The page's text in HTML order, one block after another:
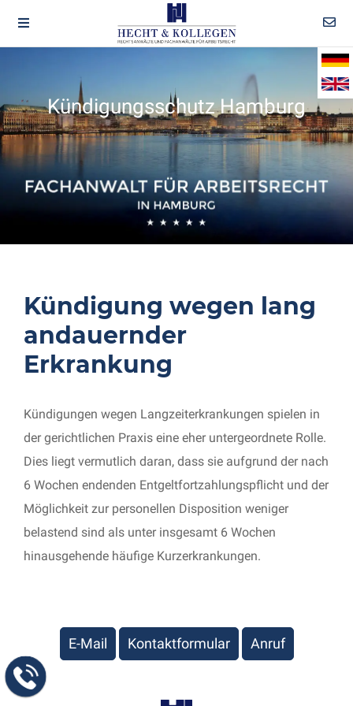
Kündigungsschutz Hamburg
Kündigung wegen lang
andauernder
Erkrankung
Kündigungen wegen Langzeiterkrankungen spielen in
der gerichtlichen Praxis eine eher untergeordnete Rolle.
Dies liegt vermutlich daran, dass sie aufgrund der nach
6 Wochen endenden Entgeltfortzahlungspflicht und der
Möglichkeit zur personellen Disposition weniger
belastend sind als unter insgesamt 6 Wochen
hinausgehende häufige Kurzerkrankungen.
E-Mail Kontaktformular Anruf